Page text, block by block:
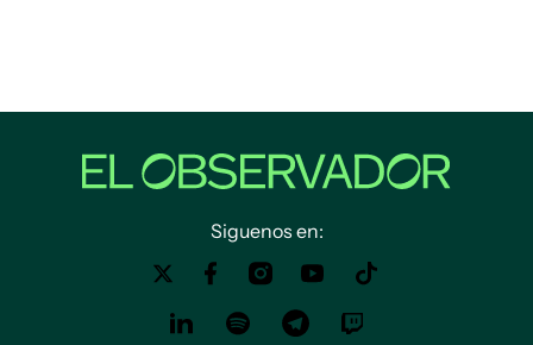
Siguenos en: